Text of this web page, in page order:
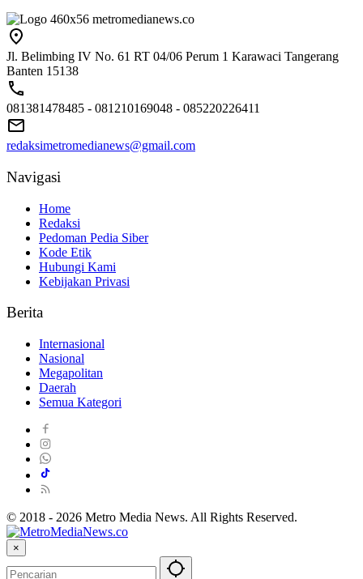
Jl. Belimbing IV No. 61 RT 04/06 Perum 1 Karawaci Tangerang
Banten 15138
081381478485 - 081210169048 - 085220226411
redaksimetromedianews@gmail.com
Navigasi
Home
Redaksi
Pedoman Pedia Siber
Kode Etik
Hubungi Kami
Kebijakan Privasi
Berita
Internasional
Nasional
Megapolitan
Daerah
Semua Kategori
© 2018 - 2026 Metro Media News. All Rights Reserved.
×